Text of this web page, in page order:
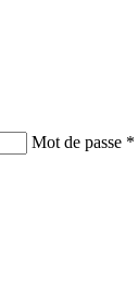
Mot de passe *